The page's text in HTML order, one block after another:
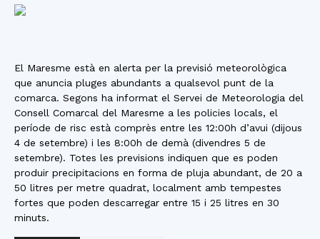
El Maresme està en alerta per la previsió meteorològica
que anuncia pluges abundants a qualsevol punt de la
comarca. Segons ha informat el Servei de Meteorologia del
Consell Comarcal del Maresme a les policies locals, el
període de risc està comprès entre les 12:00h d’avui (dijous
4 de setembre) i les 8:00h de demà (divendres 5 de
setembre). Totes les previsions indiquen que es poden
produir precipitacions en forma de pluja abundant, de 20 a
50 litres per metre quadrat, localment amb tempestes
fortes que poden descarregar entre 15 i 25 litres en 30
minuts.